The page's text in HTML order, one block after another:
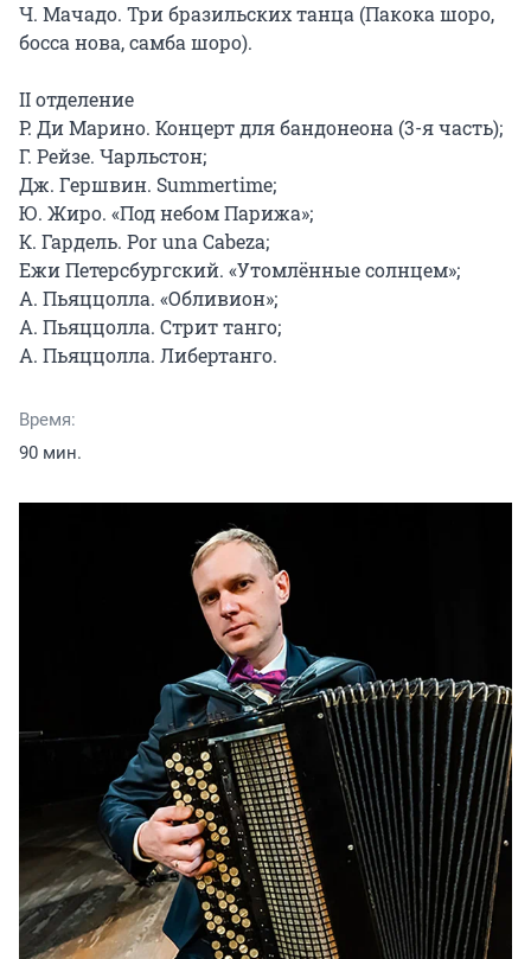
Ч. Мачадо. Три бразильских танца (Пакока шоро,
босса нова, самба шоро).
II отделение
Р. Ди Марино. Концерт для бандонеона (3-я часть);
Г. Рейзе. Чарльстон;
Дж. Гершвин. Summertime;
Ю. Жиро. «Под небом Парижа»;
К. Гардель. Por una Cabeza;
Ежи Петерсбургский. «Утомлённые солнцем»;
А. Пьяццолла. «Обливион»;
А. Пьяццолла. Стрит танго;
А. Пьяццолла. Либертанго.
Время:
90 мин.